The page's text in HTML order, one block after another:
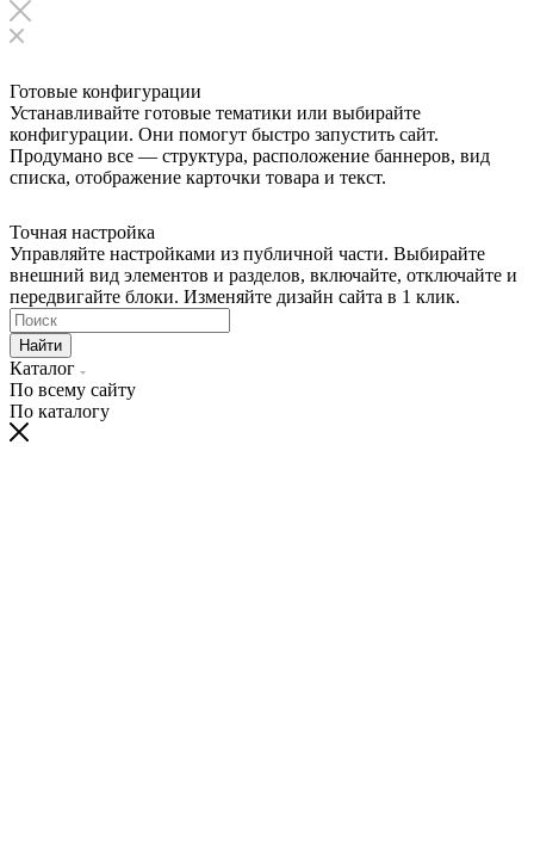
Готовые конфигурации
Устанавливайте готовые тематики или выбирайте
конфигурации. Они помогут быстро запустить сайт.
Продумано все — структура, расположение баннеров, вид
списка, отображение карточки товара и текст.
Точная настройка
Управляйте настройками из публичной части. Выбирайте
внешний вид элементов и разделов, включайте, отключайте и
передвигайте блоки. Изменяйте дизайн сайта в 1 клик.
Найти
Каталог
По всему сайту
По каталогу